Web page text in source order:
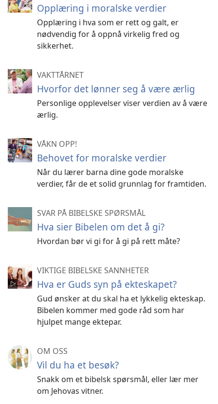
Opplæring i moralske verdier
Opplæring i hva som er rett og galt, er
nødvendig for å oppnå virkelig fred og
sikkerhet.
VAKTTÅRNET
Hvorfor det lønner seg å være ærlig
Personlige opplevelser viser verdien av å være
ærlig.
VÅKN OPP!
Behovet for moralske verdier
Når du lærer barna dine gode moralske
verdier, får de et solid grunnlag for framtiden.
SVAR PÅ BIBELSKE SPØRSMÅL
Hva sier Bibelen om det å gi?
Hvordan bør vi gi for å gi på rett måte?
VIKTIGE BIBELSKE SANNHETER
Hva er Guds syn på ekteskapet?
Gud ønsker at du skal ha et lykkelig ekteskap.
Bibelen kommer med gode råd som har
hjulpet mange ektepar.
OM OSS
Vil du ha et besøk?
Snakk om et bibelsk spørsmål, eller lær mer
om Jehovas vitner.